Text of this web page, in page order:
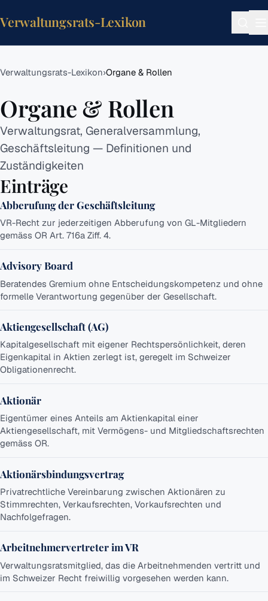
Verwaltungsrats-Lexikon
Lexikon
Startseite
Feedback
Taxonomie
Über
KATEGORIEN
&
Rollen
Pflichten
&
Haftung
Führung
Compliance
& Risiko
Krise
&
Exit
Governance-
Besetzung
&
Nachfolge
Verwaltungsrats
Verwaltungsrats-Lexikon›Organe & Rollen
Organe & Rollen
Verwaltungsrat, Generalversammlung,
Geschäftsleitung — Definitionen und
Zuständigkeiten
Einträge
Abberufung der Geschäftsleitung
VR-Recht zur jederzeitigen Abberufung von GL-Mitgliedern
gemäss OR Art. 716a Ziff. 4.
Advisory Board
Beratendes Gremium ohne Entscheidungskompetenz und ohne
formelle Verantwortung gegenüber der Gesellschaft.
Aktiengesellschaft (AG)
Kapitalgesellschaft mit eigener Rechtspersönlichkeit, deren
Eigenkapital in Aktien zerlegt ist, geregelt im Schweizer
Obligationenrecht.
Aktionär
Eigentümer eines Anteils am Aktienkapital einer
Aktiengesellschaft, mit Vermögens- und Mitgliedschaftsrechten
gemäss OR.
Aktionärsbindungsvertrag
Privatrechtliche Vereinbarung zwischen Aktionären zu
Stimmrechten, Verkaufsrechten, Vorkaufsrechten und
Nachfolgefragen.
Arbeitnehmervertreter im VR
Verwaltungsratsmitglied, das die Arbeitnehmenden vertritt und
im Schweizer Recht freiwillig vorgesehen werden kann.